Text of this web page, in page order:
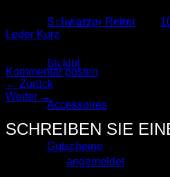
Schwarzer Reiter
Blcklbl
Accessoires
Gutscheine
Veröffentlicht24. April 2025
Leder Kurz
Trackbacks sind geschlossen,
Kommentar posten
← Zurück
Weiter →
SCHREIBEN SIE
angemeldetsein, um